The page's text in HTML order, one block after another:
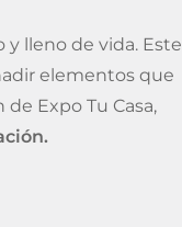
y lleno de vida. Este
elementos que
Expo Tu Casa,